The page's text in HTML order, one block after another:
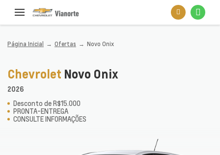
Página Inicial Ofertas Novo Onix
Chevrolet Novo Onix
2026
Desconto de R$15.000
PRONTA-ENTREGA
CONSULTE INFORMAÇÕES